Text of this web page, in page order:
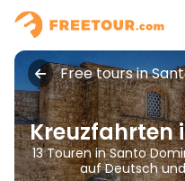
Free tours in
Kreuzfahrten
13 Touren in Santo
auf Deutsch